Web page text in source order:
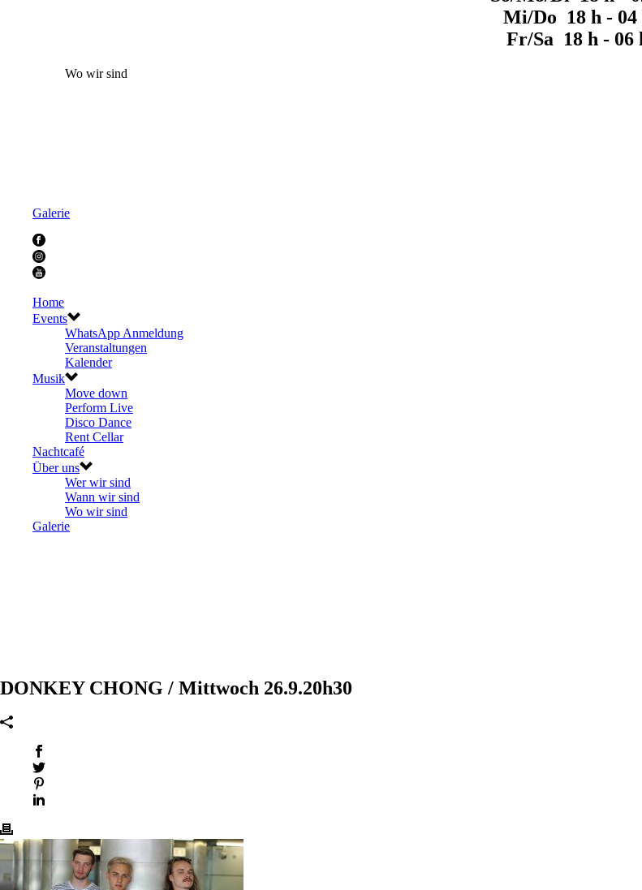
Mi/Do 18 h - 04
Fr/Sa 18 h - 06
Wo wir sind
Galerie
Home
Events
WhatsApp Anmeldung
Veranstaltungen
Kalender
Musik
Move down
Perform Live
Disco Dance
Rent Cellar
Nachtcafé
Über uns
Wer wir sind
Wann wir sind
Wo wir sind
Galerie
DONKEY CHONG / Mittwoch 26.9.20h30